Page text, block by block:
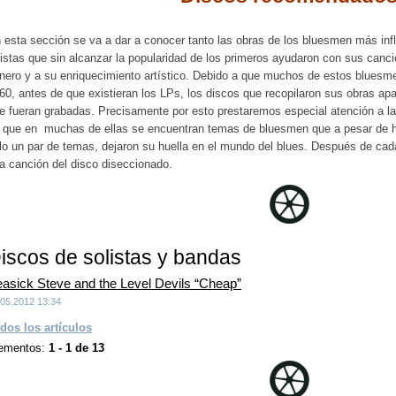
esta sección se va a dar a conocer tanto las obras de los bluesmen más
que sin alcanzar la popularidad de los primeros ayudaron con sus
y a su enriquecimiento artístico. Debido a que muchos de estos
antes de que existieran los LPs, los discos que recopilaron sus obras
fueran grabadas. Precisamente por esto prestaremos especial atención a
que en muchas de ellas se encuentran temas de bluesmen que a pesar de
un par de temas, dejaron su huella en el mundo del blues. Después de
canción del disco diseccionado.
de solistas y bandas
Steve and the Level Devils “Cheap”
13:34
los artículos
1 - 1 de 13